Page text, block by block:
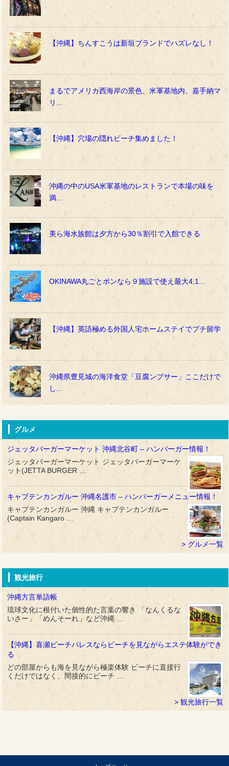
【沖縄】ちんすこうは新垣ブランドでハズレなし！
まるでアメリカ西海岸の景色、米軍基地内、嘉手納マ
リ...
【沖縄】穴場の隠れビーチ集めました！
沖縄の中のUSA米軍基地のレストランで本場の味を
満...
美ら海水族館は夕方から30％割引で入館できる
OKINAWA丸ごとポンなら９施設で使え最大4,1...
【沖縄】英語極める外国人宅ホームステイでプチ留学
沖縄県豊見城の海洋食堂「豆腐ンブサー」ここだけで
し...
グルメ
ジェッタバーガーマーケット 沖縄北谷町 – ハンバーガー情報！
ジェッタバーガーマーケット ジェッタバーガーマーケ
ット(JETTA BURGER …
キャプテンカンガルー 沖縄名護市 – ハンバーガーメニュー情報！
キャプテンカンガルー 沖縄 キャプテンカンガルー
(Captain Kangaro …
グルメ一覧
観光旅行
沖縄方言単語帳
琉球文化に根付いた個性的た言葉の響き 「なんくるな
いさー」「めんそーれ」など沖縄 …
【沖縄】喜瀬ビーチパレスならビーチを見ながらエステ体験ができ
る
どの部屋からも海を見ながら極楽体験 ビーチに直接行
くだけではなく、間接的にビーチ …
観光旅行一覧